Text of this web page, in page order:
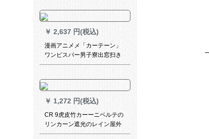
都市星空1.2 m【三錠装】
￥ 2,637 円(税込)
漫画アニメメ「カーテーン」
ワンピスパー男子寮出窓扫き
出窓二次元遮光布黒の帽子幅
￥ 1,272 円(税込)
CR 9虎皮竹カーーニベルテの
リンカーン遮光のレイン屋外
防水防雨遮断热茶室ベラダ黄